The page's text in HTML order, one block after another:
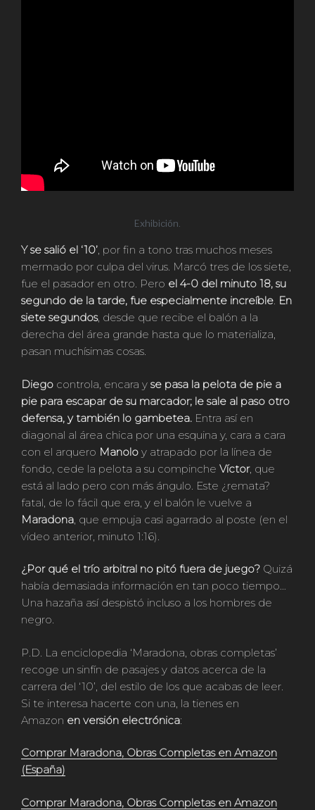
Exhibición.
Y se salió el ‘10’, por fin a tono tras muchos meses
mermado por culpa del virus. Marcó tres de los siete,
fue el pasador en otro. Pero el 4-0 del minuto 18, su
segundo de la tarde, fue especialmente increíble. En
siete segundos, desde que recibe el balón a la
derecha del área grande hasta que lo materializa,
pasan muchísimas cosas.
Diego controla, encara y se pasa la pelota de pie a
pie para escapar de su marcador; le sale al paso otro
defensa, y también lo gambetea. Entra así en
diagonal al área chica por una esquina y, cara a cara
con el arquero Manolo y atrapado por la línea de
fondo, cede la pelota a su compinche Víctor, que
está al lado pero con más ángulo. Este ¿remata?
fatal, de lo fácil que era, y el balón le vuelve a
Maradona , que empuja casi agarrado al poste (en el
vídeo anterior, minuto 1:16).
¿Por qué el trío arbitral no pitó fuera de juego? Quizá
había demasiada información en tan poco tiempo…
Una hazaña así despistó incluso a los hombres de
negro.
P.D. La enciclopedia ‘Maradona, obras completas’
recoge un sinfín de pasajes y datos acerca de la
carrera del ‘10’, del estilo de los que acabas de leer.
Si te interesa hacerte con una, la tienes en
Amazon en versión electrónica:
Comprar Maradona, Obras Completas en Amazon
(España)
Comprar Maradona, Obras Completas en Amazon